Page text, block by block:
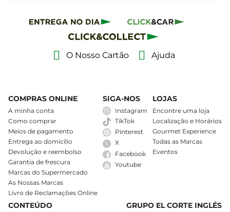
O Nosso Cartão Ajuda
COMPRAS ONLINE
A minha conta
Como comprar
Meios de pagamento
Entrega ao domicílio
Devolução e reembolso
Garantia de frescura
Marcas do Supermercado
As Nossas Marcas
Livro de Reclamações Online
SIGA-NOS
Instagram
TikTok
Pinterest
X
Facebook
Youtube
LOJAS
Encontre uma loja
Localização e Horários
Gourmet Experience
Todas as Marcas
Eventos
CONTEÚDO GRUPO EL CORTE INGLÉS